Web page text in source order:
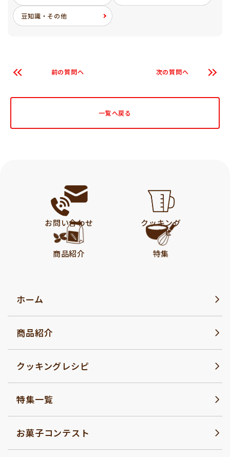
豆知識・その他
前の質問へ 次の質問へ
一覧へ戻る
お問い合わせ
クッキング
レシピ
商品紹介
特集
ホーム
商品紹介
クッキングレシピ
特集一覧
お菓子コンテスト